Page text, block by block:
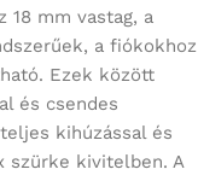
18 mm vastag, a
a fiókokhoz
Ezek között
és csendes
kihúzással és
szürke kivitelben. A